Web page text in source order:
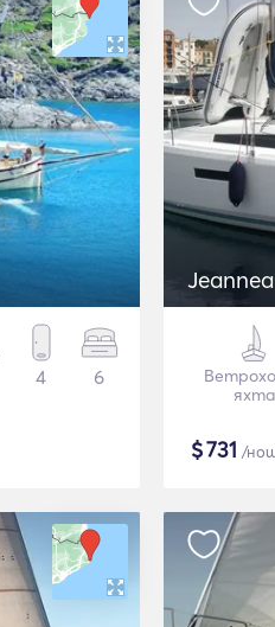
4 6
яхта
$731 /